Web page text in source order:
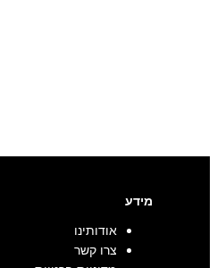
מידע
אודותינו
צרו קשר